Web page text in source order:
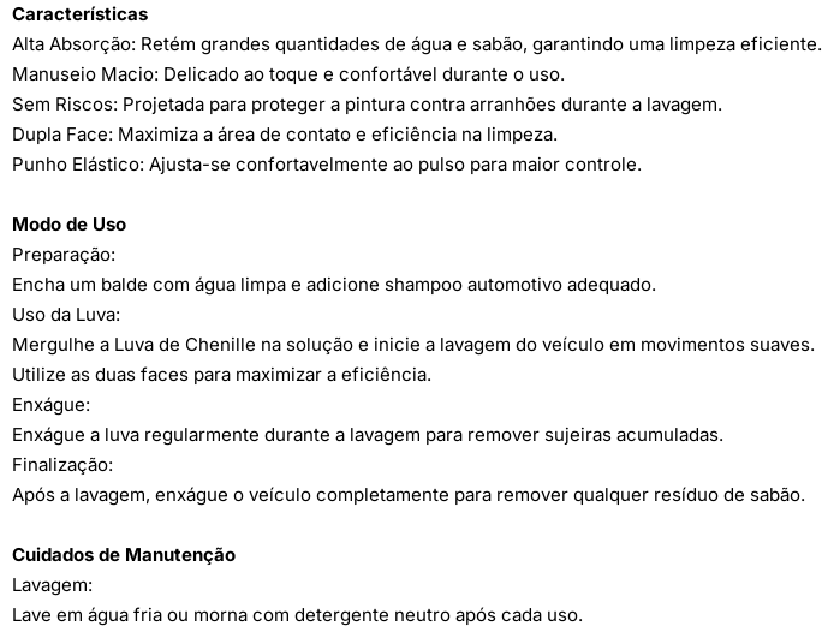
Características
Alta Absorção: Retém grandes quantidades de água e sabão, garantindo uma limpeza eficiente.
Manuseio Macio: Delicado ao toque e confortável durante o uso.
Sem Riscos: Projetada para proteger a pintura contra arranhões durante a lavagem.
Dupla Face: Maximiza a área de contato e eficiência na limpeza.
Punho Elástico: Ajusta-se confortavelmente ao pulso para maior controle.
Modo de Uso
Preparação:
Encha um balde com água limpa e adicione shampoo automotivo adequado.
Uso da Luva:
Mergulhe a Luva de Chenille na solução e inicie a lavagem do veículo em movimentos suaves.
Utilize as duas faces para maximizar a eficiência.
Enxágue:
Enxágue a luva regularmente durante a lavagem para remover sujeiras acumuladas.
Finalização:
Após a lavagem, enxágue o veículo completamente para remover qualquer resíduo de sabão.
Cuidados de Manutenção
Lavagem:
Lave em água fria ou morna com detergente neutro após cada uso.